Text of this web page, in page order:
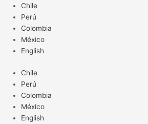
contenido
Chile
Perú
Colombia
México
English
Chile
Perú
Colombia
México
English